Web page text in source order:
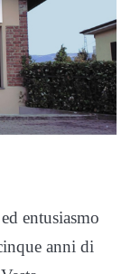
entusiasmo
anni di